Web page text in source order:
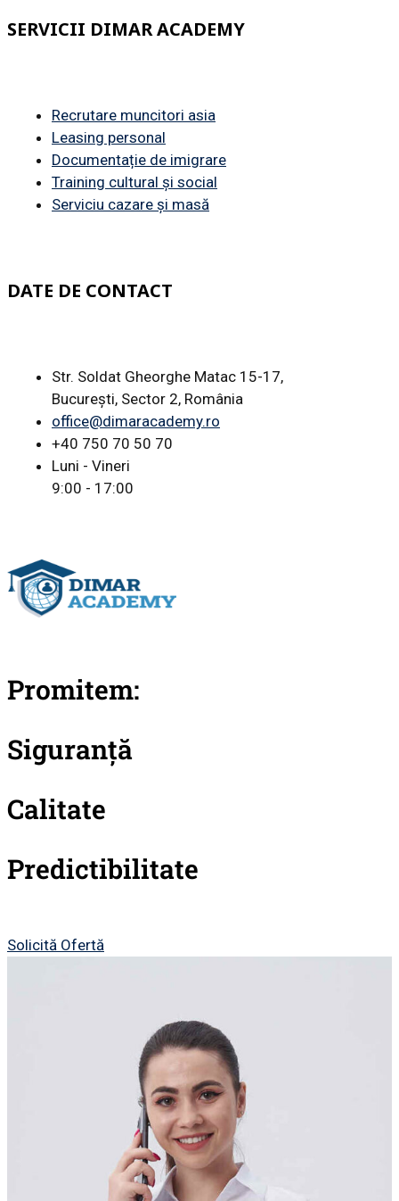
SERVICII DIMAR ACADEMY
Recrutare muncitori asia
Leasing personal
Documentație de imigrare
Training cultural și social
Serviciu cazare și masă
DATE DE CONTACT
Str. Soldat Gheorghe Matac 15-17,
București, Sector 2, România
office@dimaracademy.ro
+40 750 70 50 70
Luni - Vineri
9:00 - 17:00
Promitem:
Siguranță
Calitate
Predictibilitate
Solicită Ofertă